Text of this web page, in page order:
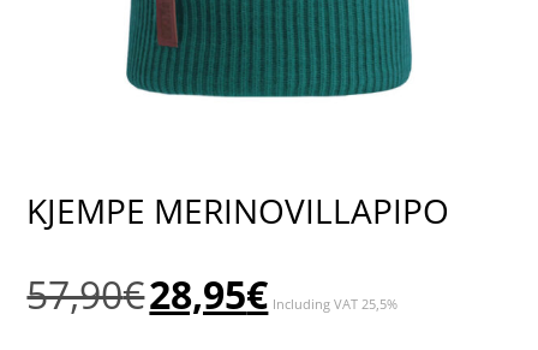
KJEMPE MERINOVILLAPIPO
57,90€ Alkuperäinen
hinta
28,95€hinta
Including VAT 25,5%